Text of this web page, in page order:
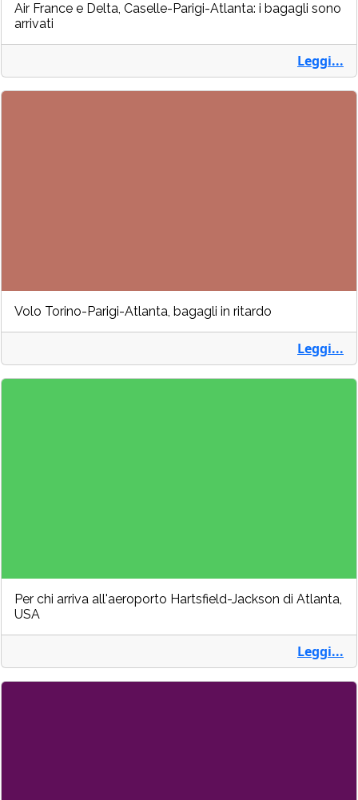
Air France e Delta, Caselle-Parigi-Atlanta: i bagagli sono
arrivati
Leggi...
Volo Torino-Parigi-Atlanta, bagagli in ritardo
Leggi...
Per chi arriva all'aeroporto Hartsfield-Jackson di Atlanta,
USA
Leggi...